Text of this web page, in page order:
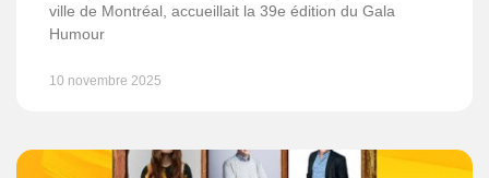
ville de Montréal, accueillait la 39e édition du Gala
Humour
10 novembre 2025